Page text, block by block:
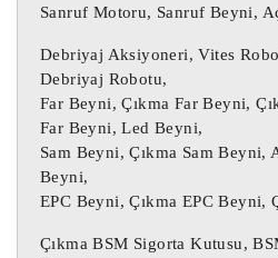
Beyni
Beyni
ÇIKMA PARÇA : Daha
öğe.
Üründe bazı kozmetik
durumdadır ve
Sanruf Motoru, Sanruf Beyni,
Debriyaj Aksiyoneri, Vites
Debriyaj Robotu,
Far Beyni, Çıkma Far Beyni,
Far Beyni, Led Beyni,
Sam Beyni, Çıkma Sam Beyni,
Beyni,
EPC Beyni, Çıkma EPC Beyni,
Çıkma BSM Sigorta Kutusu,